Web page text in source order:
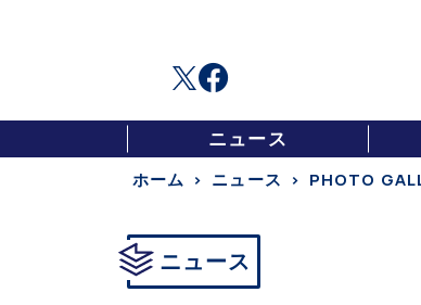
ニュース
ホーム ニュース PHOTO
ニュース